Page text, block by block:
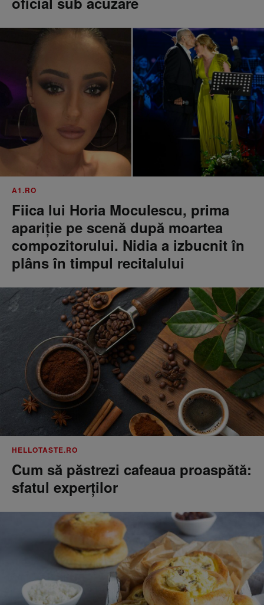
A1.RO
Fiica lui Horia Moculescu, prima
apariție pe scenă după moartea
compozitorului. Nidia a izbucnit în
plâns în timpul recitalului
HELLOTASTE.RO
Cum să păstrezi cafeaua proaspătă:
sfatul experților